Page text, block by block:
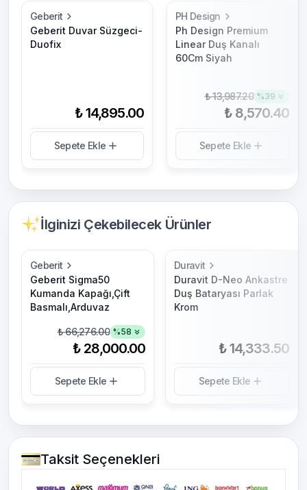
Geberit
Geberit Duvar Süzgeci-
Duofix
₺ 14,895.00
Sepete Ekle
PH Design
Ph Design Premium
Linear Duş Kanalı
60Cm Siyah
₺ 13,987.20 %39
₺ 8,570.40
Sepete Ekle
İlginizi Çekebilecek Ürünler
Geberit
Geberit Sigma50
Kumanda Kapağı,Çift
Basmalı,Arduvaz
₺ 66,276.00 %58
₺ 28,000.00
Sepete Ekle
Duravit
Duravit D-Neo Ankastre
Duş Bataryası Parlak
Krom
₺ 14,333.50
Sepete Ekle
Taksit Seçenekleri